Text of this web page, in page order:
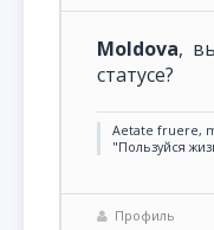
Moldova,
статусе?
Aetate fruere,
"Пользуйся
Профиль